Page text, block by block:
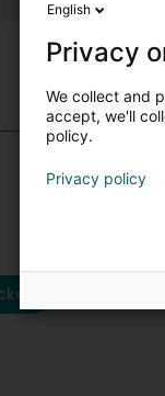
English
Privacy
We collect and
accept, we'll
policy.
Privacy policy